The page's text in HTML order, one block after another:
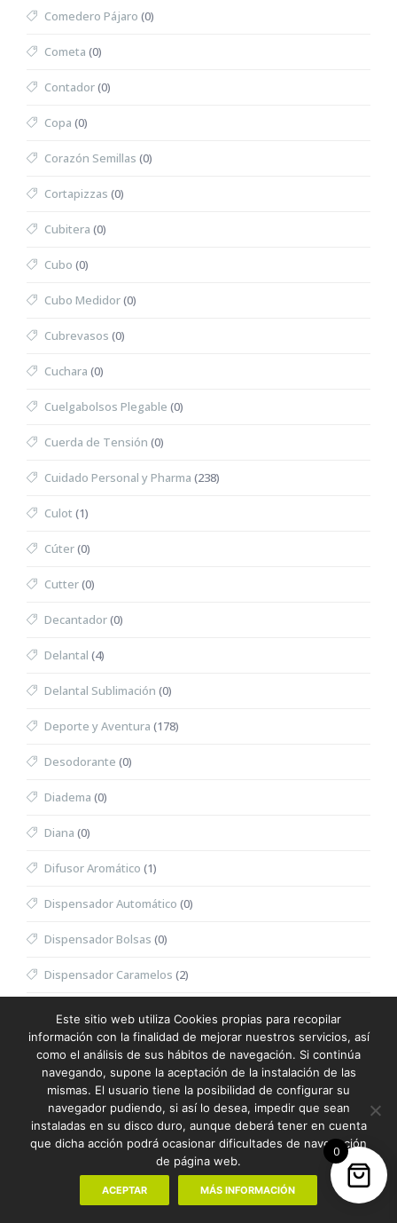
Comedero Pájaro (0)
Cometa (0)
Contador(0)
Copa (0)
Corazón Semillas (0)
Cortapizzas (0)
Cubitera (0)
Cubo (0)
Cubo Medidor(0)
Cubrevasos (0)
Cuchara (0)
Cuelgabolsos Plegable (0)
Cuerda de Tensión (0)
Cuidado Personal y Pharma (238)
Culot (1)
Cúter(0)
Cutter(0)
Decantador(0)
Delantal (4)
Delantal Sublimación (0)
Deporte y Aventura (178)
Desodorante (0)
Diadema (0)
Diana (0)
Difusor Aromático (1)
Dispensador Automático (0)
Dispensador Bolsas (0)
Dispensador Caramelos (2)
Divot(0)
Dominó (0)
Doudou(0)
Dron (0)
Eau de Toilette Hombre
0
Este sitio web utiliza Cookies propias para recopilar
información con la finalidad de mejorar nuestros servicios, así
como el análisis de sus hábitos de navegación. Si continúa
navegando, supone la aceptación de la instalación de las
mismas. El usuario tiene la posibilidad de configurar su
navegador pudiendo, si así lo desea, impedir que sean
instaladas en su disco duro, aunque deberá tener en cuenta
que dicha acción podrá ocasionar dificultades de navegación
de página web.
ACEPTAR MÁS INFORMACIÓN